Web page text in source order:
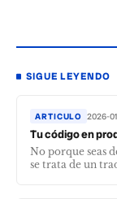
SIGUE LEYENDO
ARTICULO 2026-
Tu código en
No porque seas
se trata de un